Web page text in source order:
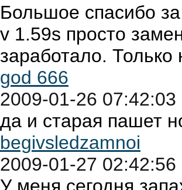
Большое спасибо
v 1.59s просто
заработало.
god 666
2009-01-26 07:42:03
да и старая пашет
begivsledzamnoi
2009-01-27 02:42:56